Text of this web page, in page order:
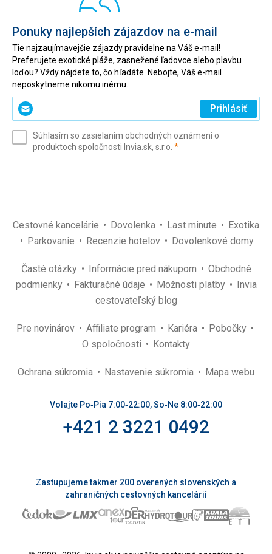
Ponuky najlepších zájazdov na e-mail
Tie najzaujímavejšie zájazdy pravidelne na Váš e-mail!
Preferujete exotické pláže, zasnežené ľadovce alebo plavbu
loďou? Vždy nájdete to, čo hľadáte. Nebojte, Váš e-mail
neposkytneme nikomu inému.
Zadajte
svoj
(povinné)
Prihlásiť
Súhlasím so zasielaním obchodných oznámení o
produktoch spoločnosti Invia.sk, s.r.o. *(povinné)
Cestovné kancelárie Dovolenka Last minute
Exotika
Parkovanie
Recenzie hotelov Dovolenkové domy
Časté otázky Informácie pred nákupom
Obchodné
podmienky
Fakturačné údaje Možnosti platby
Invia
cestovateľský blog
Pre novinárov Affiliate program Kariéra
Pobočky
O spoločnosti
Kontakty
Ochrana súkromia Nastavenie súkromia Mapa webu
Volajte Po‑Pia 7:00‑22:00, So‑Ne 8:00‑22:00
+421 2 3221 0492
Zastupujeme takmer 200 overených slovenských a
zahraničných cestovných kancelárií